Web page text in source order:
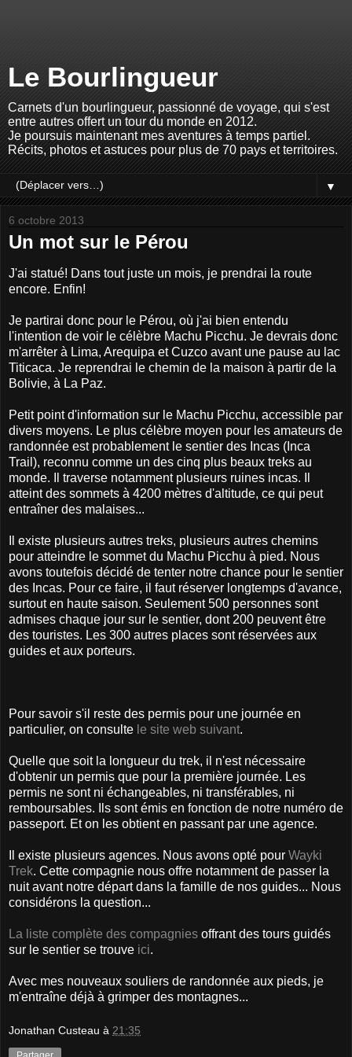
Le Bourlingueur
Carnets d'un bourlingueur, passionné de voyage, qui s'est
entre autres offert un tour du monde en 2012.
Je poursuis maintenant mes aventures à temps partiel.
Récits, photos et astuces pour plus de 70 pays et territoires.
▼
6 octobre 2013
Un mot sur le Pérou
J'ai statué! Dans tout juste un mois, je prendrai la route
encore. Enfin!
Je partirai donc pour le Pérou, où j'ai bien entendu
l'intention de voir le célèbre Machu Picchu. Je devrais donc
m'arrêter à Lima, Arequipa et Cuzco avant une pause au lac
Titicaca. Je reprendrai le chemin de la maison à partir de la
Bolivie, à La Paz.
Petit point d'information sur le Machu Picchu, accessible par
divers moyens. Le plus célèbre moyen pour les amateurs de
randonnée est probablement le sentier des Incas (Inca
Trail), reconnu comme un des cinq plus beaux treks au
monde. Il traverse notamment plusieurs ruines incas. Il
atteint des sommets à 4200 mètres d'altitude, ce qui peut
entraîner des malaises...
Il existe plusieurs autres treks, plusieurs autres chemins
pour atteindre le sommet du Machu Picchu à pied. Nous
avons toutefois décidé de tenter notre chance pour le sentier
des Incas. Pour ce faire, il faut réserver longtemps d'avance,
surtout en haute saison. Seulement 500 personnes sont
admises chaque jour sur le sentier, dont 200 peuvent être
des touristes. Les 300 autres places sont réservées aux
guides et aux porteurs.
Pour savoir s'il reste des permis pour une journée en
particulier, on consulte le site web suivant.
Quelle que soit la longueur du trek, il n'est nécessaire
d'obtenir un permis que pour la première journée. Les
permis ne sont ni échangeables, ni transférables, ni
remboursables. Ils sont émis en fonction de notre numéro de
passeport. Et on les obtient en passant par une agence.
Il existe plusieurs agences. Nous avons opté pour Wayki
Trek. Cette compagnie nous offre notamment de passer la
nuit avant notre départ dans la famille de nos guides... Nous
considérons la question...
La liste complète des compagnies offrant des tours guidés
sur le sentier se trouve ici.
Avec mes nouveaux souliers de randonnée aux pieds, je
m'entraîne déjà à grimper des montagnes...
Jonathan Custeau à 21:35